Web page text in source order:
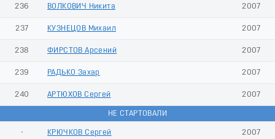
236 ВОЛКОВИЧ Никита 2007
237 КУЗНЕЦОВ Михаил 2007
238 ФИРСТОВ Арсений 2007
239 РАДЬКО Захар 2007
240 АРТЮХОВ Сергей 2007
НЕ СТАРТОВАЛИ
- КРЮЧКОВ Сергей 2007